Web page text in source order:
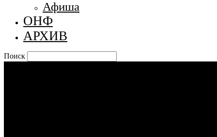
Афиша
ОНФ
АРХИВ
Поиск